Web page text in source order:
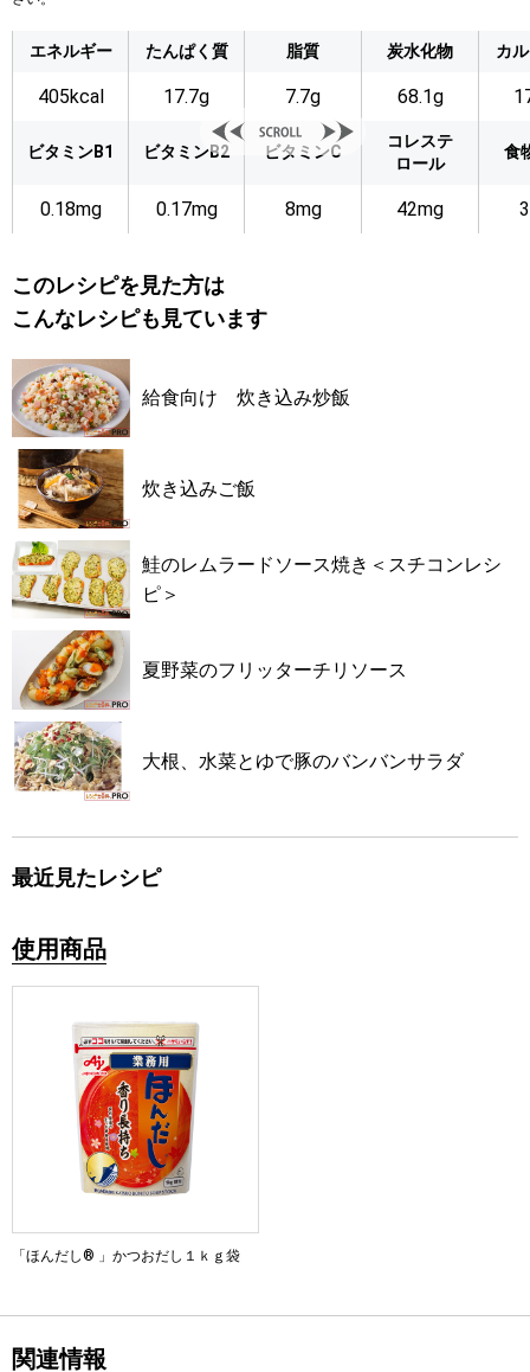
エネルギー たんぱく質 脂質 炭水化物 カ
405kcal 17.7g 7.7g 68.1g
ビタミンB1 ビタミンB2 ビタミンC
コレステ
ロール
食
0.18mg 0.17mg 8mg 42mg
このレシピを見た方は
こんなレシピも見ています
給食向け 炊き込み炒飯
炊き込みご飯
鮭のレムラードソース焼き＜スチコンレシ
ピ＞
夏野菜のフリッターチリソース
大根、水菜とゆで豚のバンバンサラダ
最近見たレシピ
使用商品
「ほんだし® 」かつおだし１ｋｇ袋
関連情報